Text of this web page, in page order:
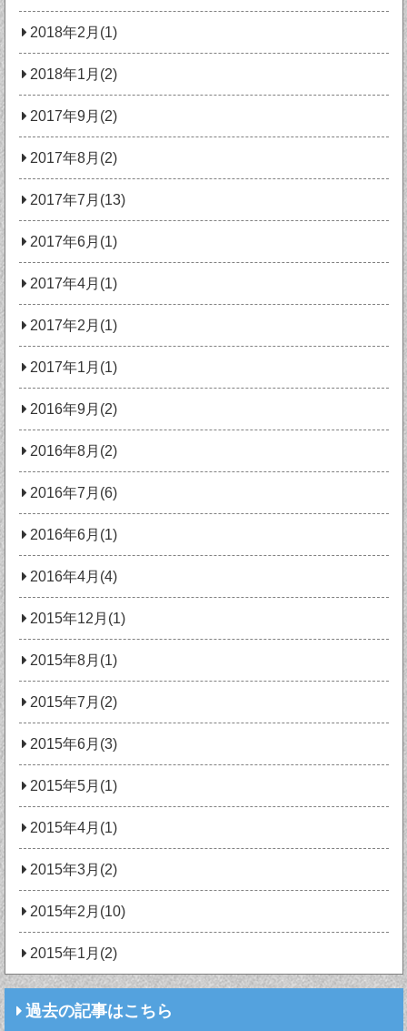
2018年2月(1)
2018年1月(2)
2017年9月(2)
2017年8月(2)
2017年7月(13)
2017年6月(1)
2017年4月(1)
2017年2月(1)
2017年1月(1)
2016年9月(2)
2016年8月(2)
2016年7月(6)
2016年6月(1)
2016年4月(4)
2015年12月(1)
2015年8月(1)
2015年7月(2)
2015年6月(3)
2015年5月(1)
2015年4月(1)
2015年3月(2)
2015年2月(10)
2015年1月(2)
過去の記事はこちら